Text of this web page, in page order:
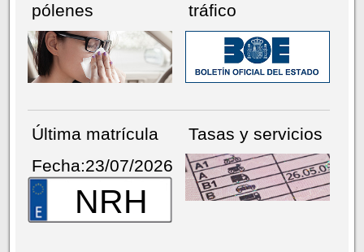
pólenes
tráfico
Última matrícula
Fecha:23/07/2026
NRH
Tasas y servicios